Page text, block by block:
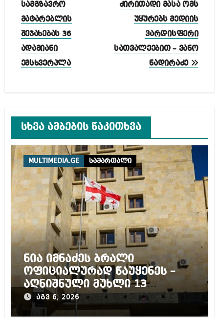
სამგზავრო
მატარებლის
შეჯახებას 36
ადამიანი
ემსხვერპლა
ძირითადი მასა ომს
უყურებს მედიის
ვარდისფერი
სათვალეებით – ვანო
ნადირაძე
სხვა ამბების წაკითხვა
MULTIMEDIA.GE სამართალი
ნია იმნაძეს ბრალი
ოფიციალურად წაუყენეს –
აღნიშნული მუხლი 13
წლამდე პატიმრობას
ითვალისწინებს
აგვ 6, 2026